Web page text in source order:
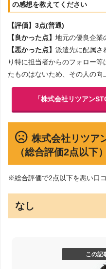
の感想を教えてください
【評価】3点(普通)
【良かった点】 地元の優良企業
【悪かった点】 派遣先に配属さ
り特に担当者からのフォロー
たものはないため、その人の向
「株式会社リツアン
株式会社リツア
（総合評価2点以下）
※総合評価で2点以下を悪い口
なし
この記